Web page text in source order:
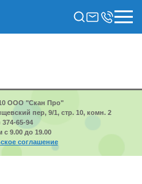
ООО "Скан Про"
пер, 9/1, стр. 10, комн. 2
374-65-94
9.00 до 19.00
соглашение